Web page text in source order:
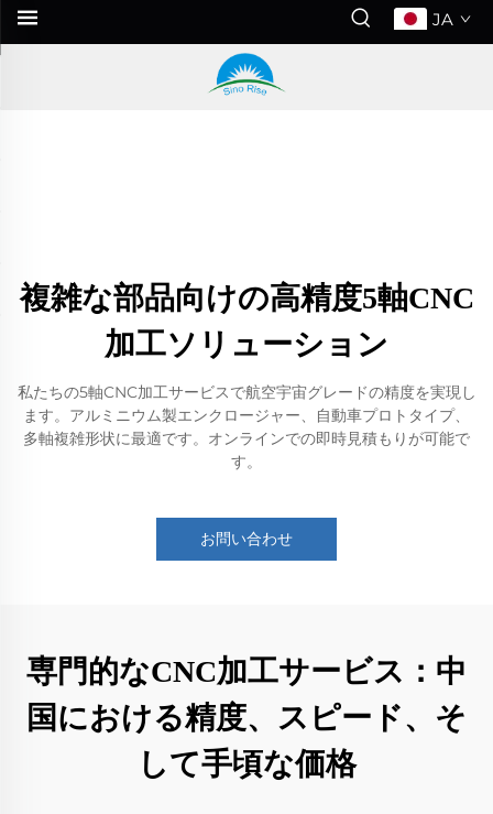
JA
複雑な部品向けの高精度5軸CNC
加工ソリューション
私たちの5軸CNC加工サービスで航空宇宙グレードの精度を実現し
ます。アルミニウム製エンクロージャー、自動車プロトタイプ、
多軸複雑形状に最適です。オンラインでの即時見積もりが可能で
す。
お問い合わせ
専門的なCNC加工サービス：中
国における精度、スピード、そ
して手頃な価格